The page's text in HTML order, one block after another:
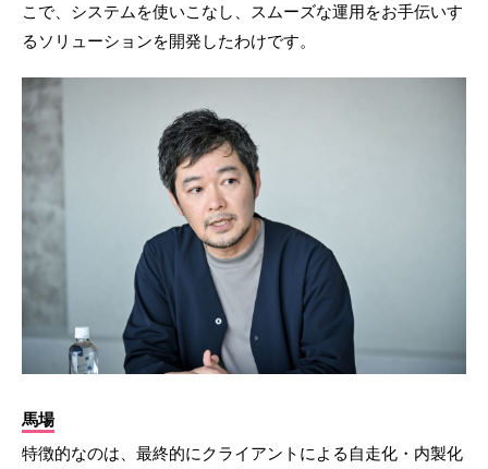
こで、システムを使いこなし、スムーズな運用をお手伝いす
るソリューションを開発したわけです。
馬場
特徴的なのは、最終的にクライアントによる自走化・内製化